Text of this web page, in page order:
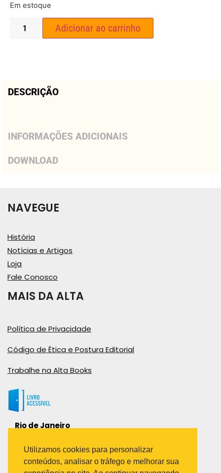
Em estoque
Adicionar ao carrinho
DESCRIÇÃO
INFORMAÇÕES ADICIONAIS
DOWNLOAD
NAVEGUE
História
Notícias e Artigos
Loja
Fale Conosco
MAIS DA ALTA
Política de Privacidade
Código de Ética e Postura Editorial
Trabalhe na Alta Books
Rio de Janeiro
Bairro Industrial do Jacaré
Rio de Janeiro – RJ – CEP: 20970-031
Utilizamos cookies para personalizar
conteúdos, analisar o tráfego e melhorar sua